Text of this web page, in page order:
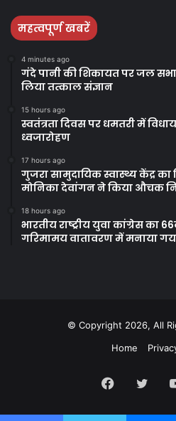
महत्वपूर्ण खबरें
4 minutes ago
गंदे पानी की शिकायत पर जल
लिया तत्काल संज्ञान
15 hours ago
स्वतंत्रता दिवस पर धमतरी में
ध्वजारोहण
17 hours ago
गुजरा सामुदायिक स्वास्थ्य केंद्र का
मोनिका देवांगन ने किया औचक
18 hours ago
भारतीय राष्ट्रीय युवा कांग्रेस का
गरिमामय वातावरण में मनाया
© Copyright 2026, All
Home
Facebook